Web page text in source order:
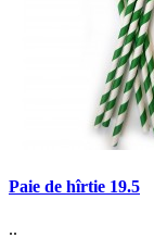
Paie de hîrtie 19.5
..